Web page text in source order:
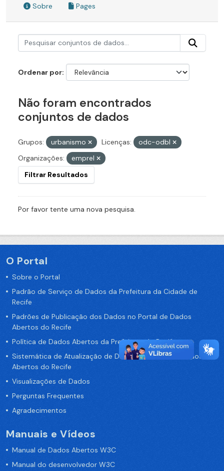
Sobre Pages
Ordenar por
Não foram encontrados
conjuntos de dados
Grupos: urbanismo Licenças:
odc-odbl
Organizações:
emprel
Filtrar Resultados
Por favor tente uma nova pesquisa.
O Portal
Sobre o Portal
Padrão de Serviço de Dados da Prefeitura da Cidade de
Recife
Padrões de Publicação dos Dados no Portal de Dados
Abertos do Recife
Política de Dados Abertos da Prefeitura do Recife
Sistemática de Atualização de Dados do Portal de Dados
Abertos do Recife
Visualizações de Dados
Perguntas Frequentes
Agradecimentos
Manuais e Vídeos
Manual de Dados Abertos W3C
Manual do desenvolvedor W3C